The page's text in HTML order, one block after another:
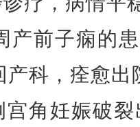
产前子痫的
科，痊愈出
宫角妊娠破